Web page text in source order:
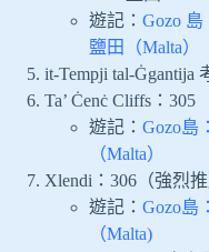
遊記： Gozo 島
鹽田（Malta）
it-Tempji tal-Ġgantija
Ta’ Ċenċ Cliffs：305
遊記： Gozo島
（Malta）
Xlendi：306（強烈
遊記： Gozo島
（Malta)